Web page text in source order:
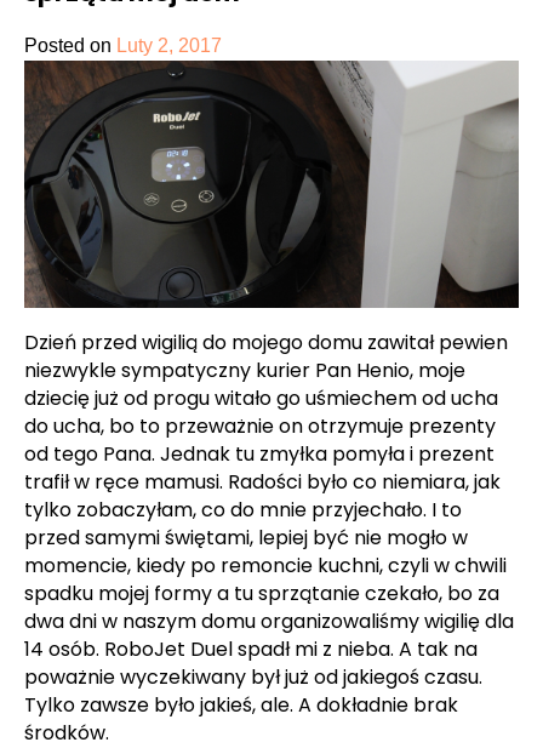
Posted on Luty 2, 2017
Dzień przed wigilią do mojego domu zawitał pewien
niezwykle sympatyczny kurier Pan Henio, moje
dziecię już od progu witało go uśmiechem od ucha
do ucha, bo to przeważnie on otrzymuje prezenty
od tego Pana. Jednak tu zmyłka pomyła i prezent
trafił w ręce mamusi. Radości było co niemiara, jak
tylko zobaczyłam, co do mnie przyjechało. I to
przed samymi świętami, lepiej być nie mogło w
momencie, kiedy po remoncie kuchni, czyli w chwili
spadku mojej formy a tu sprzątanie czekało, bo za
dwa dni w naszym domu organizowaliśmy wigilię dla
14 osób. RoboJet Duelspadł mi z nieba. A tak na
poważnie wyczekiwany był już od jakiegoś czasu.
Tylko zawsze było jakieś, ale. A dokładnie brak
środków.